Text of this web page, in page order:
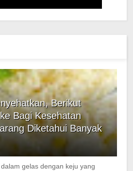
Berikut
Bagi Kesehatan
Diketahui Banyak
gelas dengan keju yang